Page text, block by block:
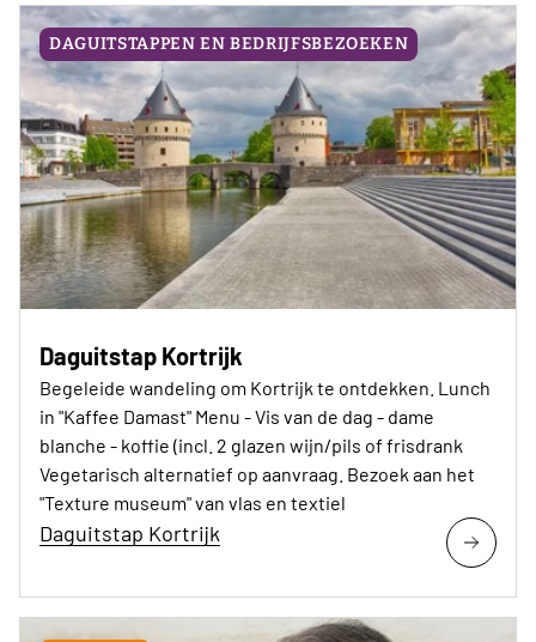
DAGUITSTAPPEN EN BEDRIJFSBEZOEKEN
Daguitstap Kortrijk
Begeleide wandeling om Kortrijk te ontdekken. Lunch
in "Kaffee Damast" Menu - Vis van de dag - dame
blanche - koffie (incl. 2 glazen wijn/pils of frisdrank
Vegetarisch alternatief op aanvraag. Bezoek aan het
"Texture museum" van vlas en textiel
Daguitstap Kortrijk